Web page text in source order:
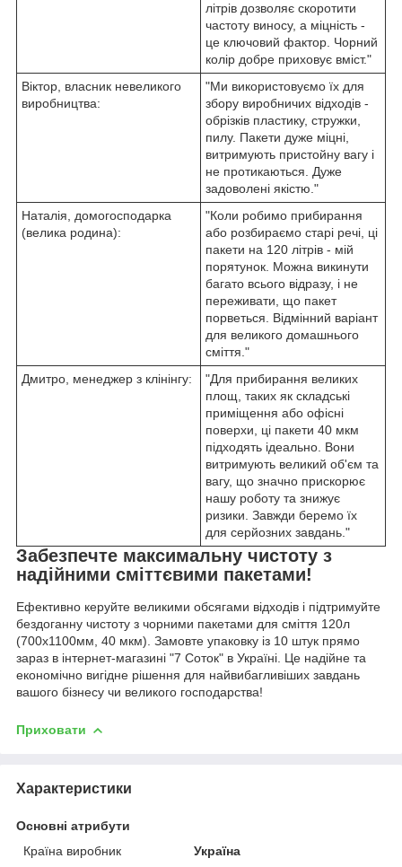
літрів дозволяє скоротити
частоту виносу, а міцність -
це ключовий фактор. Чорний
колір добре приховує вміст."
Віктор, власник невеликого
виробництва:
"Ми використовуємо їх для
збору виробничих відходів -
обрізків пластику, стружки,
пилу. Пакети дуже міцні,
витримують пристойну вагу і
не протикаються. Дуже
задоволені якістю."
Наталія, домогосподарка
(велика родина):
"Коли робимо прибирання
або розбираємо старі речі, ці
пакети на 120 літрів - мій
порятунок. Можна викинути
багато всього відразу, і не
переживати, що пакет
порветься. Відмінний варіант
для великого домашнього
сміття."
Дмитро, менеджер з клінінгу:
"Для прибирання великих
площ, таких як складські
приміщення або офісні
поверхи, ці пакети 40 мкм
підходять ідеально. Вони
витримують великий об'єм та
вагу, що значно прискорює
нашу роботу та знижує
ризики. Завжди беремо їх
для серйозних завдань."
Забезпечте максимальну чистоту з
надійними сміттєвими пакетами!
Ефективно керуйте великими обсягами відходів і підтримуйте
бездоганну чистоту з чорними пакетами для сміття 120л
(700х1100мм, 40 мкм). Замовте упаковку із 10 штук прямо
зараз в інтернет-магазині "7 Соток" в Україні. Це надійне та
економічно вигідне рішення для найвибагливіших завдань
вашого бізнесу чи великого господарства!
Приховати
Характеристики
Основні атрибути
Країна виробник
Україна